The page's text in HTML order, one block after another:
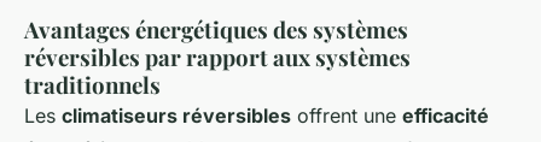
Avantages énergétiques des systèmes
réversibles par rapport aux systèmes
traditionnels
Les climatiseurs réversibles offrent une efficacité